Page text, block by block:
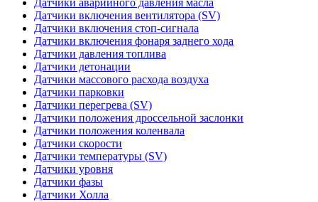
Датчики аварийного давления масла
Датчики включения вентилятора (SV)
Датчики включения стоп-сигнала
Датчики включения фонаря заднего хода
Датчики давления топлива
Датчики детонации
Датчики массового расхода воздуха
Датчики парковки
Датчики перегрева (SV)
Датчики положения дроссельной заслонки
Датчики положения коленвала
Датчики скорости
Датчики температуры (SV)
Датчики уровня
Датчики фазы
Датчики Холла